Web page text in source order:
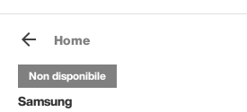
Home
Samsung
Non disponibile